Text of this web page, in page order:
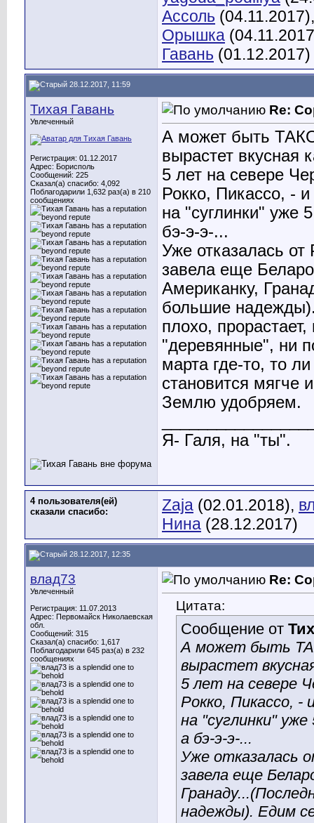
Ассоль
Орышка
Гавань (01.12.2017)
28.12.2017, 11:59
Тихая Гавань
Увлеченный
Регистрация: 01.12.2017
Адрес: Борисполь
Сообщений: 225
Сказал(а) спасибо: 4,092
Поблагодарили 1,632 раз(а) в 210
сообщениях
Re:
А может быть
вырастет вкусная
5 лет на севере
Рокко, Пикассо, -
на "суглинки" уже
бэ-э-э-...
Уже отказалась
завела еще
Американку,
большие
плохо,
"деревянные", ни
марта где-то, то
становится мягче
Землю удобряем.
Я- Галя, на "ты".
4 пользователя(ей)
сказали cпасибо:
Zaja (02.01.2018),
Нина (28.12.2017)
28.12.2017, 12:35
влад73
Увлеченный
Регистрация: 11.07.2013
Адрес: Первомайск Николаевская
обл.
Сообщений: 315
Сказал(а) спасибо: 1,617
Поблагодарили 645 раз(а) в 232
сообщениях
Re:
Цитата:
Сообщение от
А может быть
вырастет
5 лет на севере
Рокко, Пикассо, -
на "суглинки"
а бэ-э-э-...
Уже отказалась
завела еще
надежды). Едим